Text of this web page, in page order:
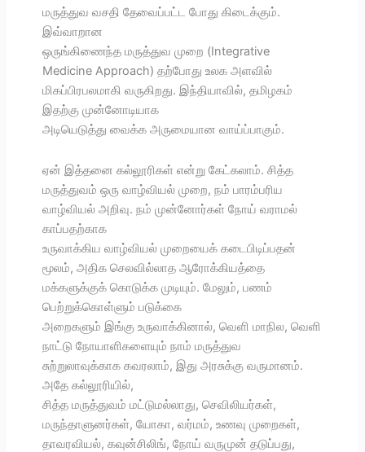
மருத்துவ வசதி தேவைப்பட்ட போது கிடைக்கும்.
இவ்வாறான
ஒருங்கிணைந்த மருத்துவ முறை (Integrative
Medicine Approach) தற்போது உலக அளவில்
மிகப்பிரபலமாகி வருகிறது. இந்தியாவில், தமிழகம்
இதற்கு முன்னோடியாக
அடியெடுத்து வைக்க அருமையான வாய்ப்பாகும்.
ஏன் இத்தனை கல்லூரிகள் என்று கேட்கலாம். சித்த
மருத்துவம் ஒரு வாழ்வியல் முறை, நம் பாரம்பரிய
வாழ்வியல் அறிவு. நம் முன்னோர்கள் நோய் வராமல்
காப்பதற்காக
உருவாக்கிய வாழ்வியல் முறையைக் கடைபிடிப்பதன்
மூலம், அதிக செலவில்லாத ஆரோக்கியத்தை
மக்களுக்குக் கொடுக்க முடியும். மேலும், பணம்
பெற்றுக்கொள்ளும் படுக்கை
அறைகளும் இங்கு உருவாக்கினால், வெளி மாநில, வெளி
நாட்டு நோயாளிகளையும் நாம் மருத்துவ
சுற்றுலாவுக்காக கவரலாம், இது அரசுக்கு வருமானம்.
அதே கல்லூரியில்,
சித்த மருத்துவம் மட்டுமல்லாது, செவிலியர்கள்,
மருந்தாளுனர்கள், யோகா, வர்மம், உணவு முறைகள்,
தாவரவியல், கவுன்சிலிங், நோய் வருமுன் தடுப்பது,